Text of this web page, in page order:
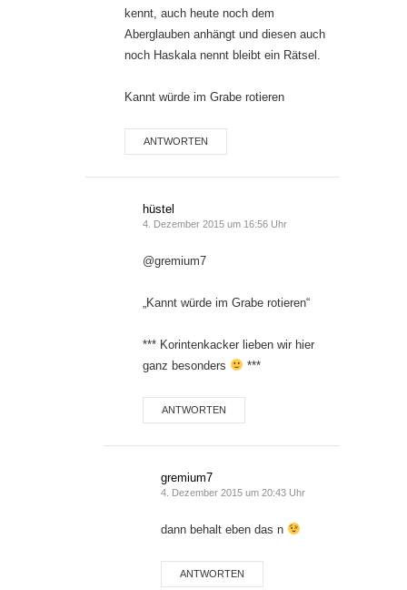
kennt, auch heute noch dem
Aberglauben anhängt und diesen auch
noch Haskala nennt bleibt ein Rätsel.
Kannt würde im Grabe rotieren
ANTWORTEN
hüstel
4. Dezember 2015 um 16:56 Uhr
@gremium7
„Kannt würde im Grabe rotieren“
*** Korintenkacker lieben wir hier
ganz besonders
***
ANTWORTEN
gremium7
4. Dezember 2015 um 20:43 Uhr
dann behalt eben das n
ANTWORTEN